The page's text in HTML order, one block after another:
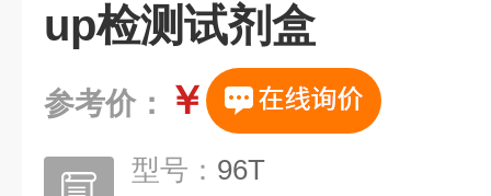
up检测试剂盒
参考价： ￥
型号： 96T